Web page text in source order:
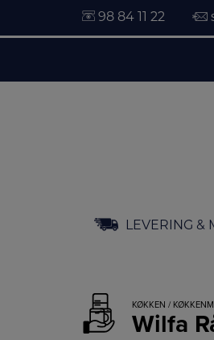
98 84 11 22
LEVERING &
KØKKEN /
Wilfa